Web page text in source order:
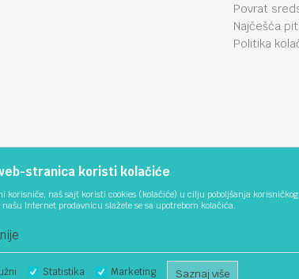
Povrat
Najčešća
Politika
prikazu slika i samih cijena, ali ne možemo garantovati da su
stranica koristi kolačiće
korisniče, naš sajt koristi cookies (kolačiće) u cilju poboljšanja
Internet prodavnicu slažete se sa upotrebom kolačića.
Statistika Marketing Saznaj više